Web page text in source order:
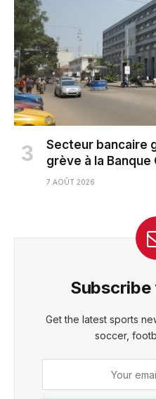
Secteur bancaire
grève à la Banque
7 AOÛT 2026
Get the latest sports
soccer,